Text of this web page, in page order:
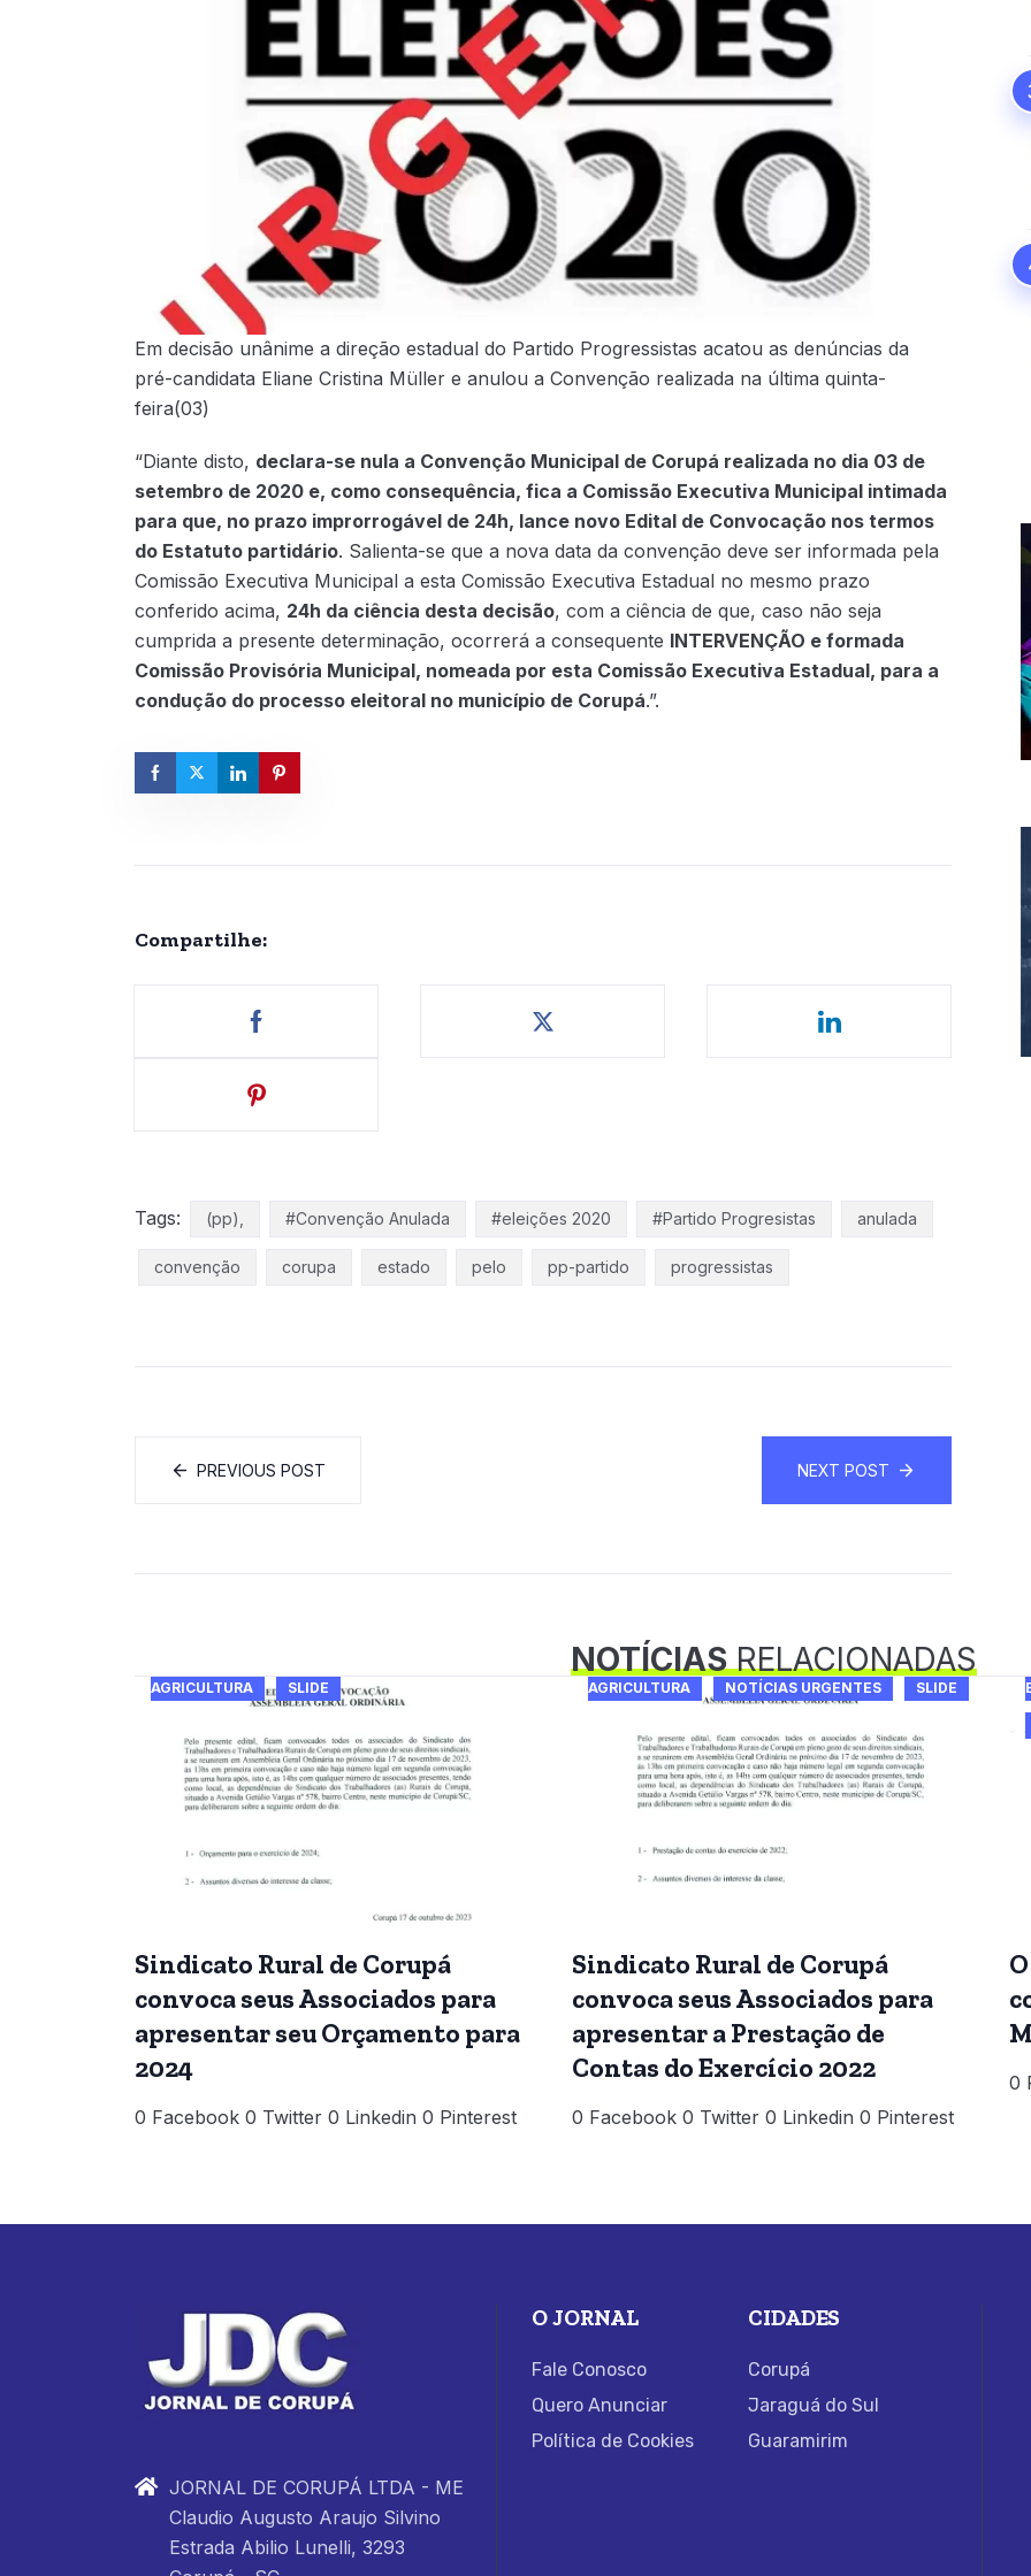
Em decisão unânime a direção estadual do Partido Progressistas acatou as denúncias da
pré-candidata Eliane Cristina Müller e anulou a Convenção realizada na última quinta-
feira(03)
“Diante disto, declara-se nula a Convenção Municipal de Corupá realizada no dia 03 de
setembro de 2020 e, como consequência, fica a Comissão Executiva Municipal intimada
para que, no prazo improrrogável de 24h, lance novo Edital de Convocação nos termos
do Estatuto partidário. Salienta-se que a nova data da convenção deve ser informada pela
Comissão Executiva Municipal a esta Comissão Executiva Estadual no mesmo prazo
conferido acima, 24h da ciência desta decisão, com a ciência de que, caso não seja
cumprida a presente determinação, ocorrerá a consequente INTERVENÇÃO e formada
Comissão Provisória Municipal, nomeada por esta Comissão Executiva Estadual, para a
condução do processo eleitoral no município de Corupá.”.
Compartilhe:
Tags: (pp), #Convenção Anulada #eleições 2020 #Partido Progresistas anulada
convenção corupa estado pelo pp-partido progressistas
PREVIOUS POST NEXT POST
NOTÍCIASRELACIONADAS
AGRICULTURA SLIDE
Sindicato Rural de Corupá
convoca seus Associados para
apresentar seu Orçamento para
2024
0 Facebook 0 Twitter 0 Linkedin 0 Pinterest
AGRICULTURA NOTÍCIAS URGENTES SLIDE
Sindicato Rural de Corupá
convoca seus Associados para
apresentar a Prestação de
Contas do Exercício 2022
0 Facebook 0 Twitter 0 Linkedin 0 Pinterest
0
JORNAL DE CORUPÁ LTDA - ME
Claudio Augusto Araujo Silvino
Estrada Abilio Lunelli, 3293
O JORNAL
Fale Conosco
Quero Anunciar
Política de Cookies
CIDADES
Corupá
Jaraguá do Sul
Guaramirim